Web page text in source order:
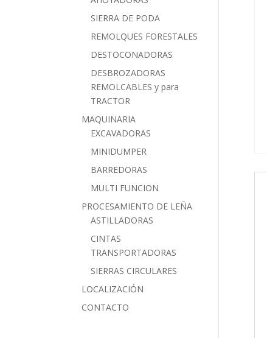
SIERRA DE PODA
REMOLQUES FORESTALES
DESTOCONADORAS
DESBROZADORAS
REMOLCABLES y para
TRACTOR
MAQUINARIA
EXCAVADORAS
MINIDUMPER
BARREDORAS
MULTI FUNCION
PROCESAMIENTO DE LEÑA
ASTILLADORAS
CINTAS
TRANSPORTADORAS
SIERRAS CIRCULARES
LOCALIZACIÓN
CONTACTO